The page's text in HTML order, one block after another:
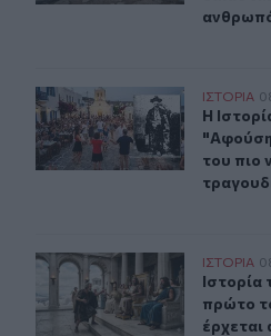
H Ιστορία της Κυριακής -
ΙΣΤΟΡΙΑ
H
H
του πιο
Ιστορία της Κυριακής:ΙΣΤΟΡΙΑ
πρώτο
έρχεται